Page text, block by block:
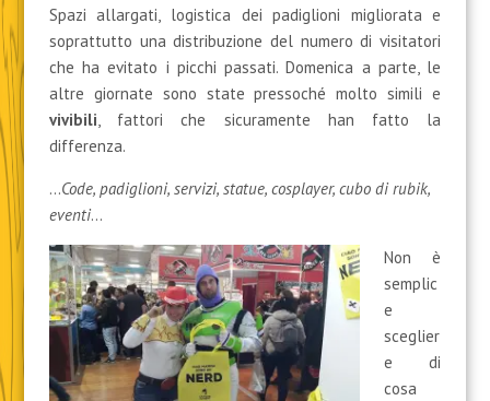
Spazi allargati, logistica dei padiglioni migliorata e
soprattutto una distribuzione del numero di visitatori
che ha evitato i picchi passati. Domenica a parte, le
altre giornate sono state pressoché molto simili e
vivibili , fattori che sicuramente han fatto la
differenza.
…Code, padiglioni, servizi, statue, cosplayer, cubo di rubik,
eventi…
Non è
semplic
e
sceglier
e di
cosa